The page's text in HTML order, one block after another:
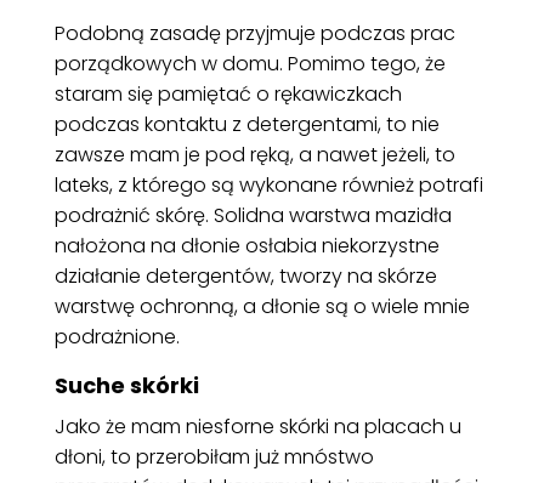
Podobną zasadę przyjmuje podczas prac
porządkowych w domu. Pomimo tego, że
staram się pamiętać o rękawiczkach
podczas kontaktu z detergentami, to nie
zawsze mam je pod ręką, a nawet jeżeli, to
lateks, z którego są wykonane również potrafi
podrażnić skórę. Solidna warstwa mazidła
nałożona na dłonie osłabia niekorzystne
działanie detergentów, tworzy na skórze
warstwę ochronną, a dłonie są o wiele mnie
podrażnione.
Suche skórki
Jako że mam niesforne skórki na placach u
dłoni, to przerobiłam już mnóstwo